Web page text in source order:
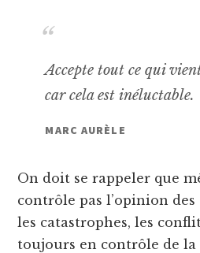
Accepte tout ce qui
car cela est inéluctable.
MARC AURÈLE
On doit se rappeler que
contrôle pas l’opinion des
les catastrophes, les
toujours en contrôle de